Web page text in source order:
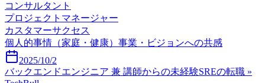
コンサルタント
プロジェクトマネージャー
カスタマーサクセス
個人的事情（家庭・健康） 事業・ビジョンへの共感
2025/10/2
バックエンドエンジニア 兼 講師からの未経験SREの転職 »